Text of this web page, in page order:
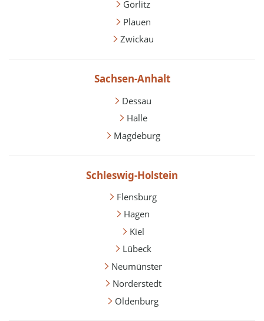
Görlitz
Plauen
Zwickau
Sachsen-Anhalt
Dessau
Halle
Magdeburg
Schleswig-Holstein
Flensburg
Hagen
Kiel
Lübeck
Neumünster
Norderstedt
Oldenburg